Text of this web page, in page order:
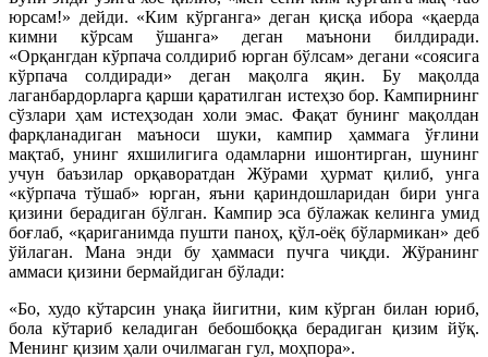
юрсам!» дейди. «Ким кўрганга» деган қисқа ибора «қаерда
кимни кўрсам ўшанга» деган маънони билдиради.
«Орқангдан кўрпача солдириб юрган бўлсам» дегани «соясига
кўрпача солдиради» деган мақолга яқин. Бу мақолда
лаганбардорларга қарши қаратилган истеҳзо бор. Кампирнинг
сўзлари ҳам истеҳзодан холи эмас. Фақат бунинг мақолдан
фарқланадиган маъноси шуки, кампир ҳаммага ўғлини
мақтаб, унинг яхшилигига одамларни ишонтирган, шунинг
учун баъзилар орқаворатдан Жўрами ҳурмат қилиб, унга
«кўрпача тўшаб» юрган, яъни қариндошларидан бири унга
қизини берадиган бўлган. Кампир эса бўлажак келинга умид
боғлаб, «қариганимда пушти паноҳ, қўл-оёқ бўлармикан» деб
ўйлаган. Мана энди бу ҳаммаси пучга чиқди. Жўранинг
аммаси қизини бермайдиган бўлади:
«Бо, худо кўтарсин унақа йигитни, ким кўрган билан юриб,
бола кўтариб келадиган бебошбоққа берадиган қизим йўқ.
Менинг қизим ҳали очилмаган гул, моҳпора».